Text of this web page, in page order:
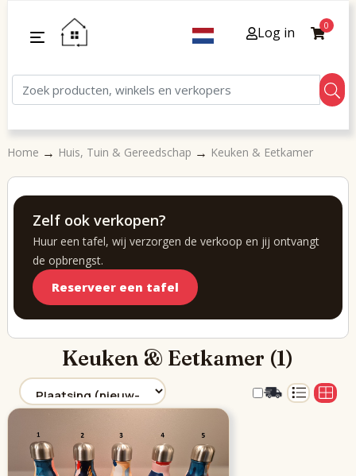
Log in 0
Home → Huis, Tuin & Gereedschap → Keuken & Eetkamer
Zelf ook verkopen?
Huur een tafel, wij verzorgen de verkoop en jij ontvangt
de opbrengst.
Reserveer een tafel
Keuken & Eetkamer (1)